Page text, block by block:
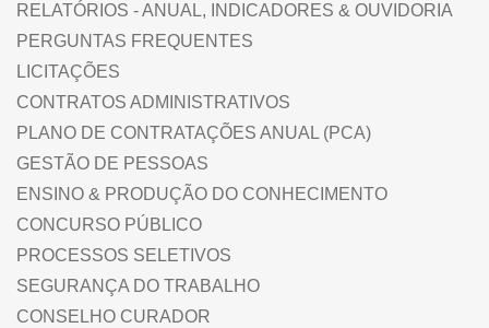
RELATÓRIOS - ANUAL, INDICADORES & OUVIDORIA
PERGUNTAS FREQUENTES
LICITAÇÕES
CONTRATOS ADMINISTRATIVOS
PLANO DE CONTRATAÇÕES ANUAL (PCA)
GESTÃO DE PESSOAS
ENSINO & PRODUÇÃO DO CONHECIMENTO
CONCURSO PÚBLICO
PROCESSOS SELETIVOS
SEGURANÇA DO TRABALHO
CONSELHO CURADOR